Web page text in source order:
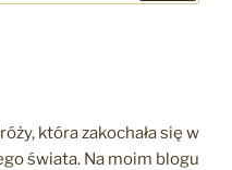
która zakochała się w
świata. Na moim blogu